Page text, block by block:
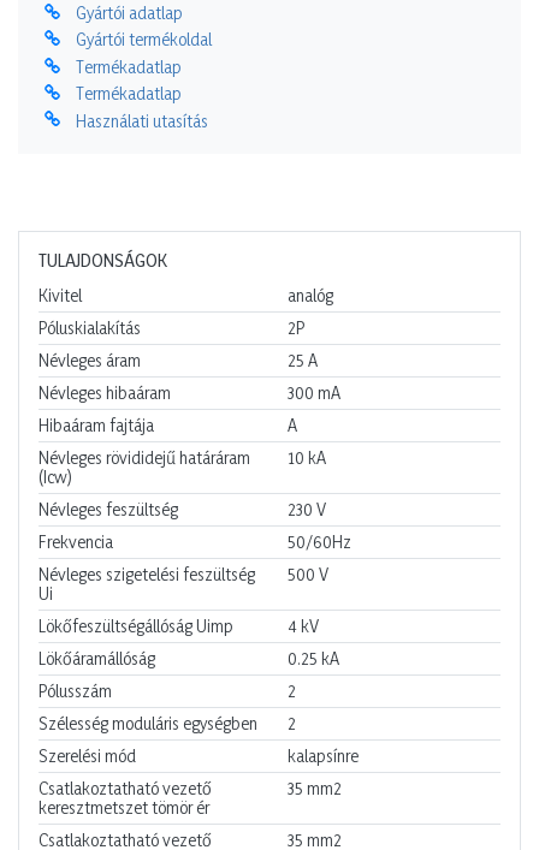
Gyártói adatlap
Gyártói termékoldal
Termékadatlap
Termékadatlap
Használati utasítás
TULAJDONSÁGOK
Kivitel
analóg
Póluskialakítás
2P
Névleges áram
25 A
Névleges hibaáram
300 mA
Hibaáram fajtája
A
Névleges rövididejű határáram
(Icw)
10 kA
Névleges feszültség 230 V
Frekvencia
50/60Hz
Névleges szigetelési feszültség
Ui
500 V
Lökőfeszültségállóság Uimp 4 kV
Lökőáramállóság
0.25 kA
Pólusszám
2
Szélesség moduláris egységben
2
Szerelési mód
kalapsínre
Csatlakoztatható vezető
keresztmetszet tömör ér
35 mm2
Csatlakoztatható vezető
35 mm2